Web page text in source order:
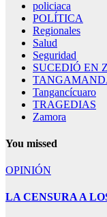
policiaca
POLÍTICA
Regionales
Salud
Seguridad
SUCEDIÓ EN
Tangancícuaro
TRAGEDIAS
Zamora
You missed
OPINIÓN
LA CENSURA A